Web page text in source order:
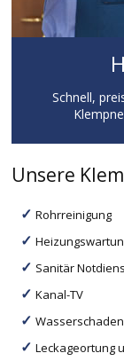
Schnell,
Unsere
Rohrreinigung
Sanitär
Kanal-TV
Leckageortung